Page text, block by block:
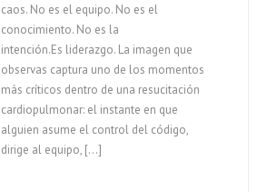
caos. No es el equipo. No es el
conocimiento. No es la
intención.Es liderazgo. La imagen que
observas captura uno de los momentos
más críticos dentro de una resucitación
cardiopulmonar: el instante en que
alguien asume el control del código,
dirige al equipo, […]